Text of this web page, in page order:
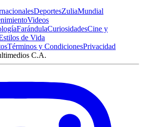
DeportesZuliaMundial
Videos
FarándulaCuriosidadesCine y
de Vida
Términos y CondicionesPrivacidad
C.A.